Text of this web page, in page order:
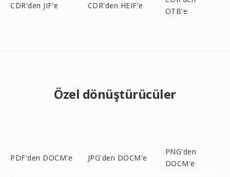
CDR'den JIF'e CDR'den HEIF'e
OTB'e
Özel dönüştürücüler
PDF'den DOCM'e JPG'den DOCM'e
PNG'den
DOCM'e